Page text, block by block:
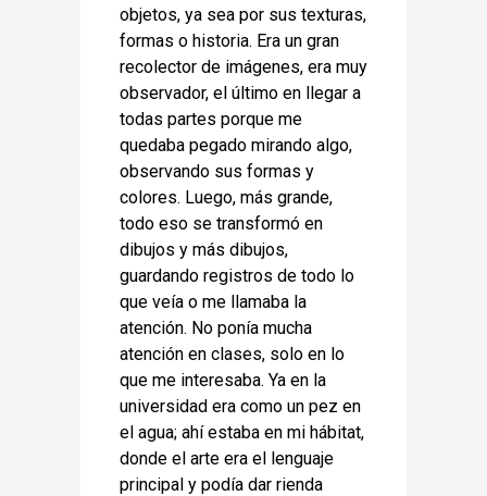
objetos, ya sea por sus texturas,
formas o historia. Era un gran
recolector de imágenes, era muy
observador, el último en llegar a
todas partes porque me
quedaba pegado mirando algo,
observando sus formas y
colores. Luego, más grande,
todo eso se transformó en
dibujos y más dibujos,
guardando registros de todo lo
que veía o me llamaba la
atención. No ponía mucha
atención en clases, solo en lo
que me interesaba. Ya en la
universidad era como un pez en
el agua; ahí estaba en mi hábitat,
donde el arte era el lenguaje
principal y podía dar rienda